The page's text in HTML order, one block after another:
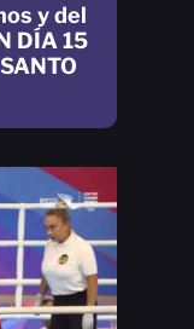
y del
DÍA 15